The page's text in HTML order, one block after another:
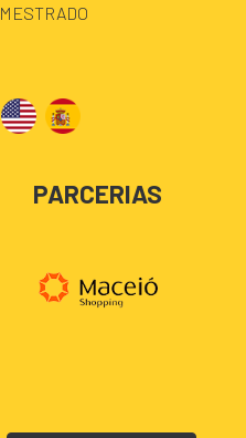
MESTRADO
PARCERIAS